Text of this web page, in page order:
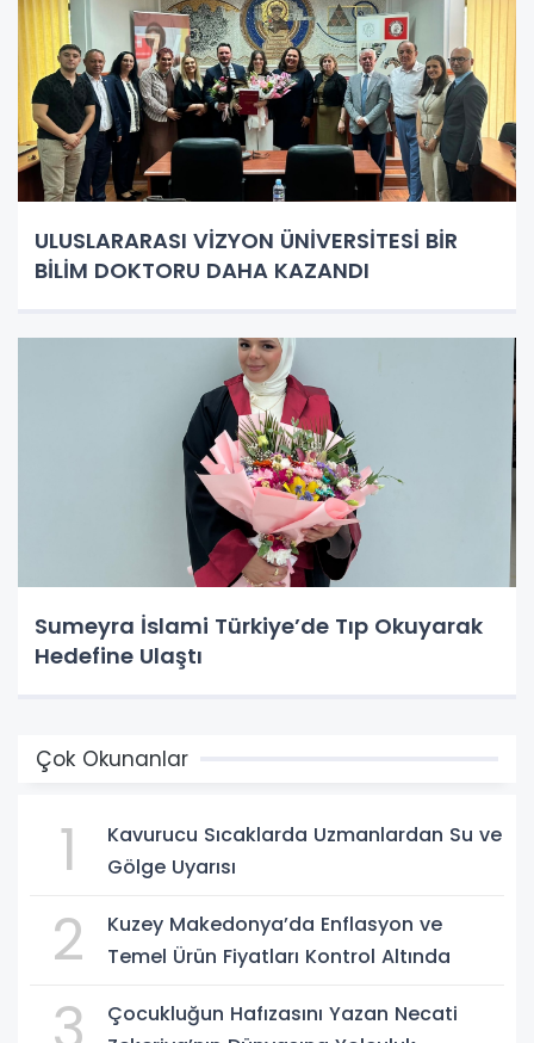
ULUSLARARASI VİZYON ÜNİVERSİTESİ BİR
BİLİM DOKTORU DAHA KAZANDI
Sumeyra İslami Türkiye’de Tıp Okuyarak
Hedefine Ulaştı
Çok Okunanlar
1
Kavurucu Sıcaklarda Uzmanlardan Su ve
Gölge Uyarısı
2
Kuzey Makedonya’da Enflasyon ve
Temel Ürün Fiyatları Kontrol Altında
Çocukluğun Hafızasını Yazan Necati